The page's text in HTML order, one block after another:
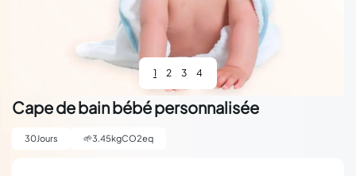
1 2 3 4
Cape de bain bébé personnalisée
30Jours 🌱3.45kgCO2eq